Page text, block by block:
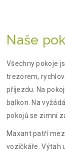
Naše
Všechny pokoje
trezorem,
příjezdu. Na
balkon. Na
pokojů se zimní
Maxant patří
vozíčkáře. Výtah